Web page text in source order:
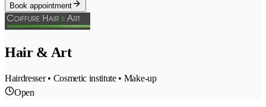
Book appointment
Hair & Art
Hairdresser • Cosmetic institute • Make-up
Open